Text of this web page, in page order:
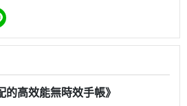
的高效能無時效手帳》